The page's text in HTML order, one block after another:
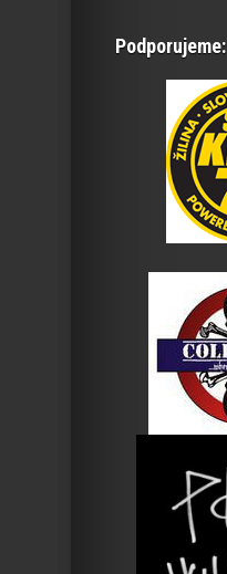
Podporujeme: